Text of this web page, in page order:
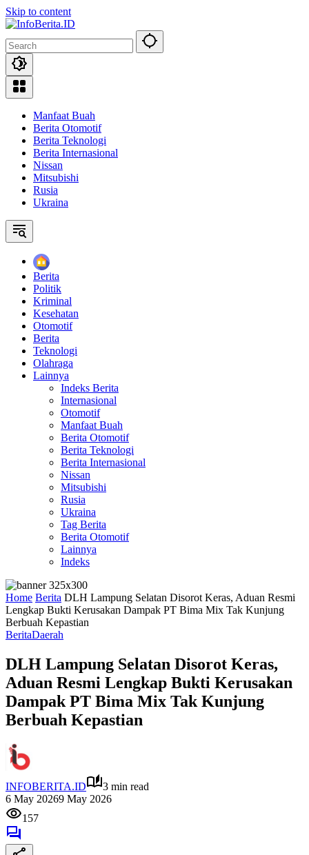
Skip to content
Manfaat Buah
Berita Otomotif
Berita Teknologi
Berita Internasional
Nissan
Mitsubishi
Rusia
Ukraina
Home
Berita
Politik
Kriminal
Kesehatan
Otomotif
Berita
Teknologi
Olahraga
Lainnya
Indeks Berita
Internasional
Otomotif
Manfaat Buah
Berita Otomotif
Berita Teknologi
Berita Internasional
Nissan
Mitsubishi
Rusia
Ukraina
Tag Berita
Berita Otomotif
Lainnya
Indeks
Home Berita DLH Lampung Selatan Disorot Keras, Aduan Resmi
Lengkap Bukti Kerusakan Dampak PT Bima Mix Tak Kunjung
Berbuah Kepastian
BeritaDaerah
DLH Lampung Selatan Disorot Keras,
Aduan Resmi Lengkap Bukti Kerusakan
Dampak PT Bima Mix Tak Kunjung
Berbuah Kepastian
INFOBERITA.ID
3 min read
6 May 20269 May 2026
157